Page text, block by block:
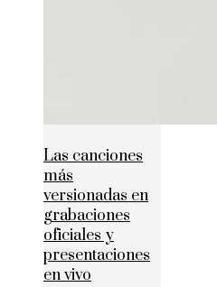
Las canciones
más
versionadas en
grabaciones
oficiales y
presentaciones
en vivo